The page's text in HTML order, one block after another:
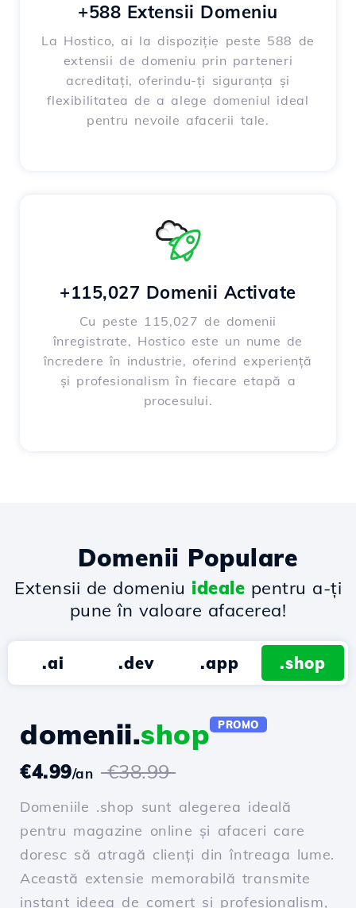
+588 Extensii Domeniu
La Hostico, ai la dispoziție peste 588 de
extensii de domeniu prin parteneri
acreditați, oferindu-ți siguranța și
flexibilitatea de a alege domeniul ideal
pentru nevoile afacerii tale.
+115,027 Domenii Activate
Cu peste 115,027 de domenii
înregistrate, Hostico este un nume de
încredere în industrie, oferind experiență
și profesionalism în fiecare etapă a
procesului.
Domenii Populare
Extensii de domeniu ideale pentru a-ți
pune în valoare afacerea!
.ai .dev .app .shop
domenii.shop PROMO
€4.99/an €38.99
Domeniile .shop sunt alegerea ideală
pentru magazine online și afaceri care
doresc să atragă clienți din întreaga lume.
Această extensie memorabilă transmite
instant ideea de comerț și profesionalism,